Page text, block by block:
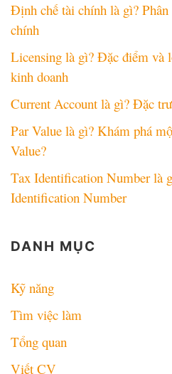
Định chế tài chính là gì?
chính
Licensing là gì? Đặc điểm và
kinh doanh
Current Account là gì? Đặc
Par Value là gì? Khám phá
Value?
Tax Identification Number là
Identification Number
DANH MỤC
Kỹ năng
Tìm việc làm
Tổng quan
Viết CV